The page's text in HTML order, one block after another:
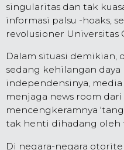
singularitas dan tak
informasi palsu -hoaks,
revolusioner Universitas
Dalam situasi demikian,
sedang kehilangan
independensinya,
menjaga news room
mencengkeramnya
tak henti dihadang oleh
Di negara-negara